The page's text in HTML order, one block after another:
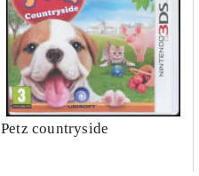
Petz countryside